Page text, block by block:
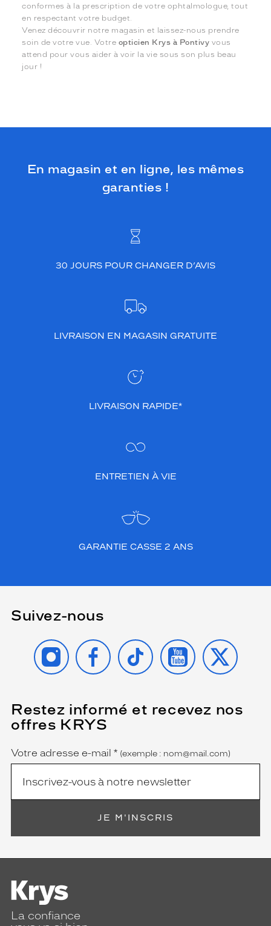
conformes à la prescription de votre ophtalmologue, tout
en respectant votre budget.
Venez découvrir notre magasin et laissez-nous prendre
soin de votre vue. Votre opticien Krys à Pontivy vous
attend pour vous aider à voir la vie sous son plus beau
jour !
En magasin et en ligne, les mêmes
garanties !
30 JOURS POUR CHANGER D’AVIS
LIVRAISON EN MAGASIN GRATUITE
LIVRAISON RAPIDE*
ENTRETIEN À VIE
GARANTIE CASSE 2 ANS
Suivez-nous
INSTAGRAMFACEBOOK
TIKTOK YOUTUBE
X
Restez informé et recevez nos
offres KRYS
Name
Votre adresse e-mail *
(Ce
champ
est
obligatoire)
(exemple : nom@mail.com)
JE M'INSCRIS
La confiance